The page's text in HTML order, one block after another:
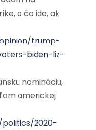
o čo ide, ak
trump-
biden-liz-
nomináciu,
americkej
2020-